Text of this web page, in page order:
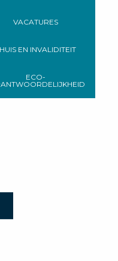
VACATURES
EN INVALIDITEIT
ECO-